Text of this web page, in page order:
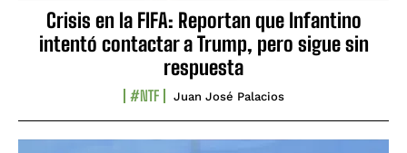
Crisis en la FIFA: Reportan que Infantino
intentó contactar a Trump, pero sigue sin
respuesta
#NTF Juan José Palacios